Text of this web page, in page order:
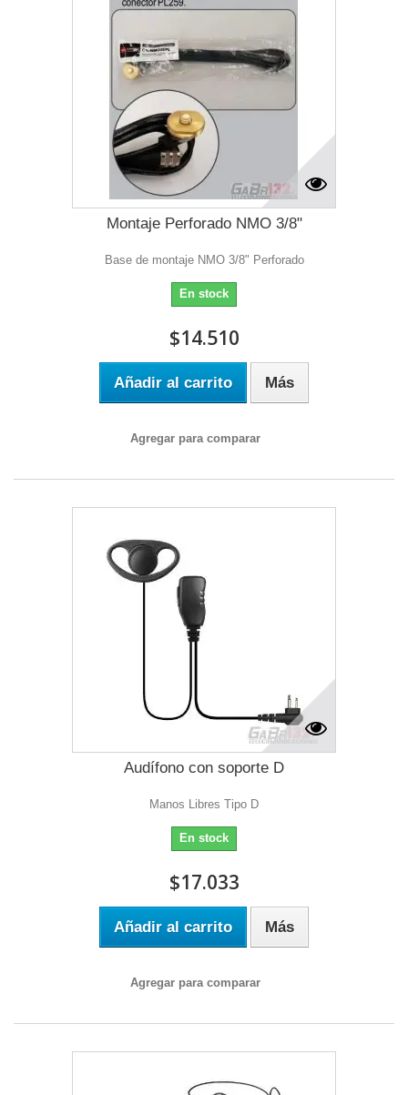
Montaje Perforado NMO 3/8"
Base de montaje NMO 3/8" Perforado
En stock
$14.510
Añadir al carrito Más
Agregar para comparar
Audífono con soporte D
Manos Libres Tipo D
En stock
$17.033
Añadir al carrito Más
Agregar para comparar